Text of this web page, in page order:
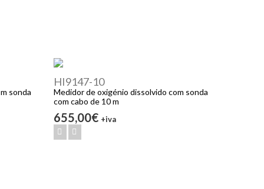
sonda
HI9147-10
Medidor de oxigénio dissolvido com sonda
com cabo de 10 m
655,00€ +iva